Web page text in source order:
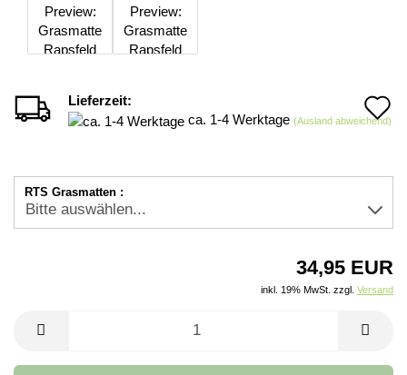
Lieferzeit:
ca. 1-4 Werktage (Ausland abweichend)
RTS Grasmatten :
34,95 EUR
inkl. 19% MwSt. zzgl. Versand